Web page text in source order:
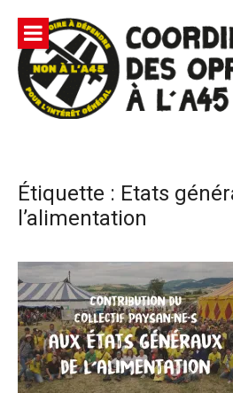
contenu
et responsable du
Étiquette : Etats
l’alimentation